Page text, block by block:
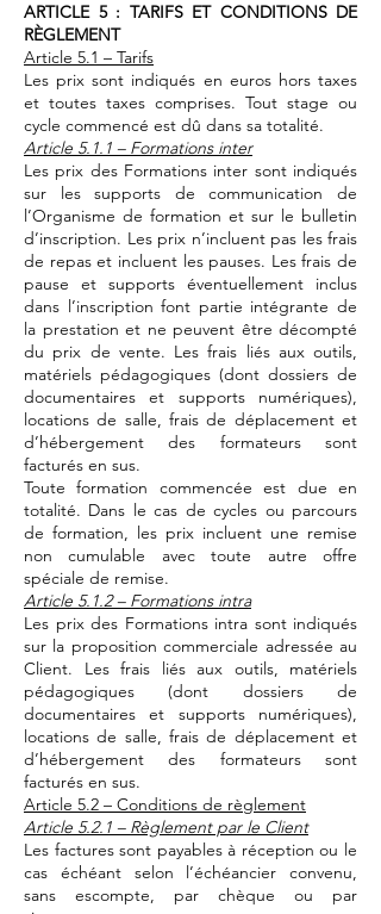
ARTICLE 5 : TARIFS ET CONDITIONS DE
RÈGLEMENT
Article 5.1 – Tarifs
Les prix sont indiqués en euros hors taxes
et toutes taxes comprises. Tout stage ou
cycle commencé est dû dans sa totalité.
Article 5.1.1 – Formations inter
Les prix des Formations inter sont indiqués
sur les supports de communication de
l’Organisme de formation et sur le bulletin
d’inscription. Les prix n’incluent pas les frais
de repas et incluent les pauses. Les frais de
pause et supports éventuellement inclus
dans l’inscription font partie intégrante de
la prestation et ne peuvent être décompté
du prix de vente. Les frais liés aux outils,
matériels pédagogiques (dont dossiers de
documentaires et supports numériques),
locations de salle, frais de déplacement et
d’hébergement des formateurs sont
facturés en sus.
Toute formation commencée est due en
totalité. Dans le cas de cycles ou parcours
de formation, les prix incluent une remise
non cumulable avec toute autre offre
spéciale de remise.
Article 5.1.2 – Formations intra
Les prix des Formations intra sont indiqués
sur la proposition commerciale adressée au
Client. Les frais liés aux outils, matériels
pédagogiques (dont dossiers de
documentaires et supports numériques),
locations de salle, frais de déplacement et
d’hébergement des formateurs sont
facturés en sus.
Article 5.2 – Conditions de règlement
Article 5.2.1 – Règlement par le Client
Les factures sont payables à réception ou le
cas échéant selon l’échéancier convenu,
sans escompte, par chèque ou par